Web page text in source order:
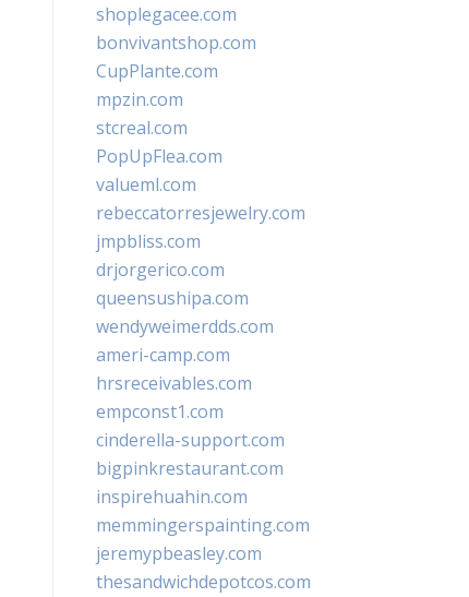
shoplegacee.com
bonvivantshop.com
CupPlante.com
mpzin.com
stcreal.com
PopUpFlea.com
valueml.com
rebeccatorresjewelry.com
jmpbliss.com
drjorgerico.com
queensushipa.com
wendyweimerdds.com
ameri-camp.com
hrsreceivables.com
empconst1.com
cinderella-support.com
bigpinkrestaurant.com
inspirehuahin.com
memmingerspainting.com
jeremypbeasley.com
thesandwichdepotcos.com